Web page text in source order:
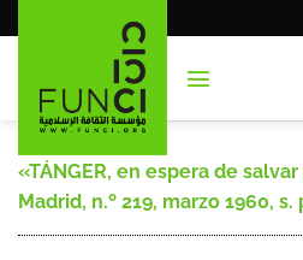
al
«TÁNGER, en espera de
Madrid, n.º 219, marzo 1960, s.